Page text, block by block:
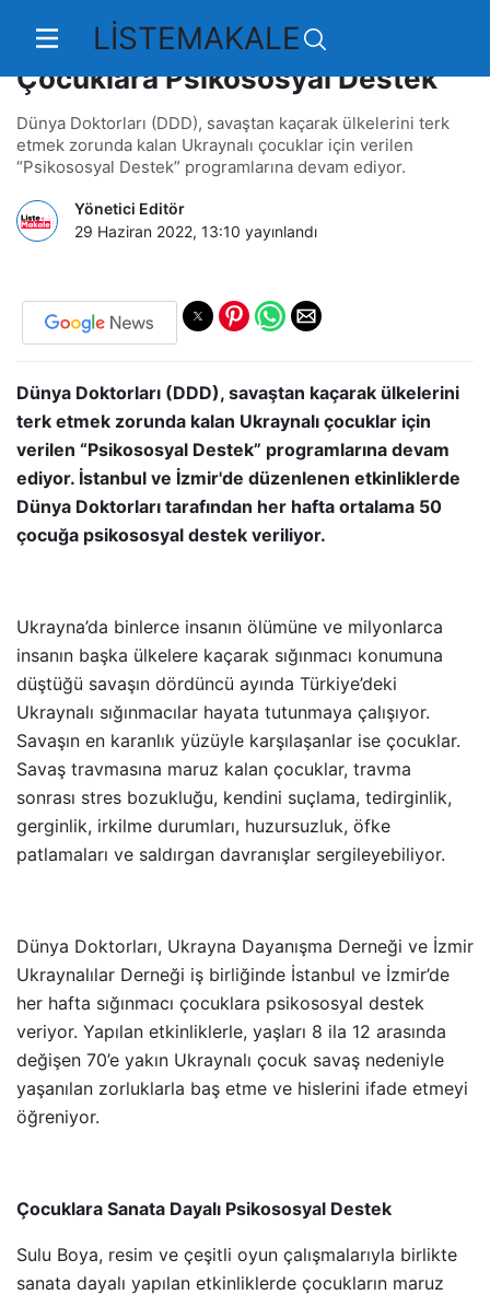
LİSTEMAKALE
Dünya Doktorlarından Ukraynalı
Çocuklara Psikososyal Destek
Dünya Doktorları (DDD), savaştan kaçarak ülkelerini terk
etmek zorunda kalan Ukraynalı çocuklar için verilen
“Psikososyal Destek” programlarına devam ediyor.
Yönetici Editör
29 Haziran 2022, 13:10 yayınlandı
Dünya Doktorları (DDD), savaştan kaçarak ülkelerini
terk etmek zorunda kalan Ukraynalı çocuklar için
verilen “Psikososyal Destek” programlarına devam
ediyor. İstanbul ve İzmir'de düzenlenen etkinliklerde
Dünya Doktorları tarafından her hafta ortalama 50
çocuğa psikososyal destek veriliyor.
Ukrayna’da binlerce insanın ölümüne ve milyonlarca
insanın başka ülkelere kaçarak sığınmacı konumuna
düştüğü savaşın dördüncü ayında Türkiye’deki
Ukraynalı sığınmacılar hayata tutunmaya çalışıyor.
Savaşın en karanlık yüzüyle karşılaşanlar ise çocuklar.
Savaş travmasına maruz kalan çocuklar, travma
sonrası stres bozukluğu, kendini suçlama, tedirginlik,
gerginlik, irkilme durumları, huzursuzluk, öfke
patlamaları ve saldırgan davranışlar sergileyebiliyor.
Dünya Doktorları, Ukrayna Dayanışma Derneği ve İzmir
Ukraynalılar Derneği iş birliğinde İstanbul ve İzmir’de
her hafta sığınmacı çocuklara psikososyal destek
veriyor. Yapılan etkinliklerle, yaşları 8 ila 12 arasında
değişen 70’e yakın Ukraynalı çocuk savaş nedeniyle
yaşanılan zorluklarla baş etme ve hislerini ifade etmeyi
öğreniyor.
Çocuklara Sanata Dayalı Psikososyal Destek
Sulu Boya, resim ve çeşitli oyun çalışmalarıyla birlikte
sanata dayalı yapılan etkinliklerde çocukların maruz